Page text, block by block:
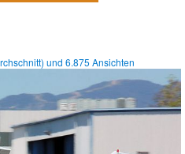
und6.875 Ansichten